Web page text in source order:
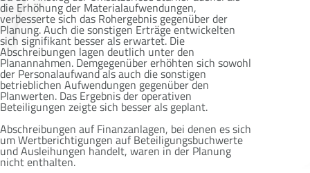
die Erhöhung der Materialaufwendungen,
verbesserte sich das Rohergebnis gegenüber der
Planung. Auch die sonstigen Erträge entwickelten
sich signifikant besser als erwartet. Die
Abschreibungen lagen deutlich unter den
Planannahmen. Demgegenüber erhöhten sich sowohl
der Personalaufwand als auch die sonstigen
betrieblichen Aufwendungen gegenüber den
Planwerten. Das Ergebnis der operativen
Beteiligungen zeigte sich besser als geplant.
Abschreibungen auf Finanzanlagen, bei denen es sich
um Wertberichtigungen auf Beteiligungsbuchwerte
und Ausleihungen handelt, waren in der Planung
nicht enthalten.